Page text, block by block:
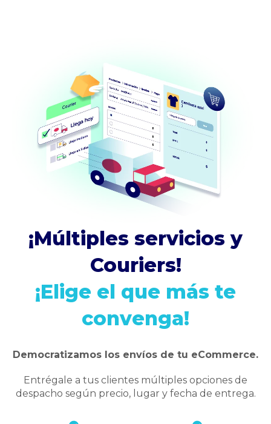
¡Múltiples servicios y
Couriers!
¡Elige el que más te
convenga!
Democratizamos los envíos de tu eCommerce.
Entrégale a tus clientes múltiples opciones de
despacho según precio, lugar y fecha de entrega.